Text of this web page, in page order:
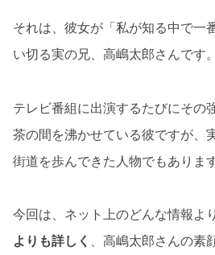
それは、彼女が「私が知る中で一
い切る実の兄、高嶋太郎さんです。
テレビ番組に出演するたびにその
茶の間を沸かせている彼ですが、
街道を歩んできた人物でもあります
今回は、ネット上のどんな情報よ
よりも詳しく 、高嶋太郎さんの素